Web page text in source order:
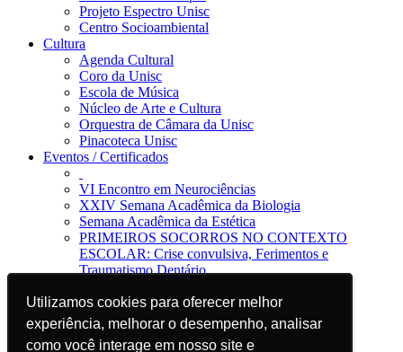
Utilizamos cookies para oferecer melhor
experiência, melhorar o desempenho, analisar
como você interage em nosso site e
Utilizamos cookies para oferecer melhor
experiência, melhorar o desempenho, analisar
como você interage em nosso site e
Projeto Espectro Unisc
Centro Socioambiental
Cultura
Agenda Cultural
Coro da Unisc
Escola de Música
Núcleo de Arte e Cultura
Orquestra de Câmara da Unisc
Pinacoteca Unisc
Eventos / Certificados
VI Encontro em Neurociências
XXIV Semana Acadêmica da Biologia
Semana Acadêmica da Estética
PRIMEIROS SOCORROS NO CONTEXTO
ESCOLAR: Crise convulsiva, Ferimentos e
Traumatismo Dentário
Jornal da Unisc
Notícias
Imprensa